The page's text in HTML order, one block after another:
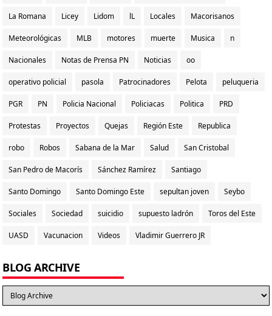
La Romana Licey Lidom lL Locales Macorisanos
Meteorológicas MLB motores muerte Musica n
Nacionales Notas de Prensa PN Noticias oo
operativo policial pasola Patrocinadores Pelota peluqueria
PGR PN Policia Nacional Policiacas Politica PRD
Protestas Proyectos Quejas Región Este Republica
robo Robos Sabana de la Mar Salud San Cristobal
San Pedro de Macorís Sánchez Ramírez Santiago
Santo Domingo Santo Domingo Este sepultan joven Seybo
Sociales Sociedad suicidio supuesto ladrón Toros del Este
UASD Vacunacion Videos Vladimir Guerrero JR
BLOG ARCHIVE